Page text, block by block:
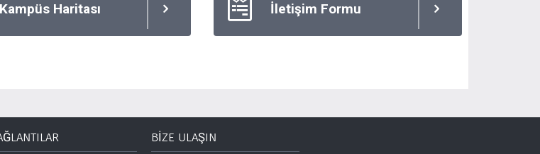
Kampüs Haritası İletişim Formu
BİZE ULAŞIN